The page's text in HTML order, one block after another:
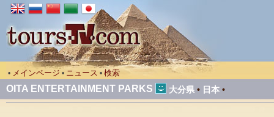
• メインページ • ニュース • 検索
OITA ENTERTAINMENT PARKS 大分県 • 日本 •